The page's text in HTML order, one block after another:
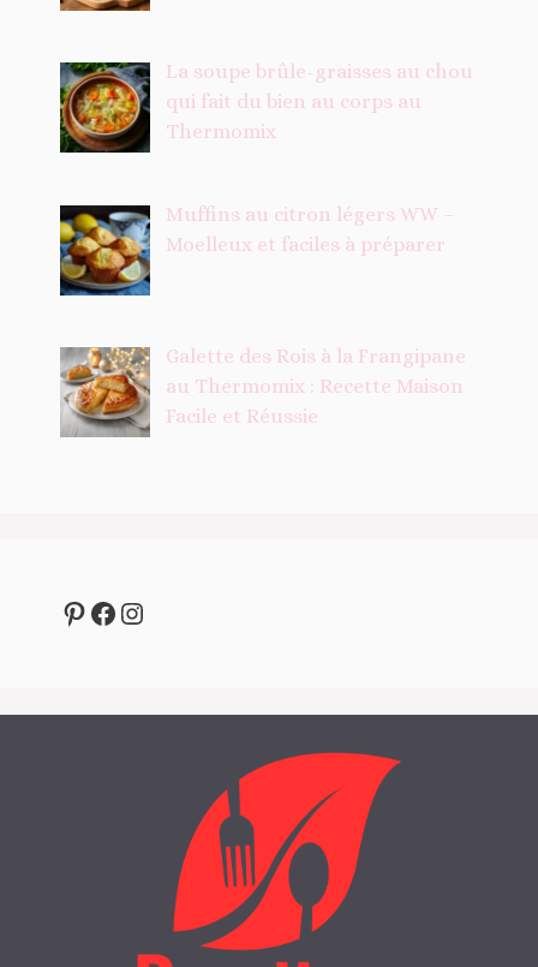
La soupe brûle-graisses au chou
qui fait du bien au corps au
Thermomix
Muffins au citron légers WW –
Moelleux et faciles à préparer
Galette des Rois à la Frangipane
au Thermomix : Recette Maison
Facile et Réussie
Pinterest
Facebook
Instagram